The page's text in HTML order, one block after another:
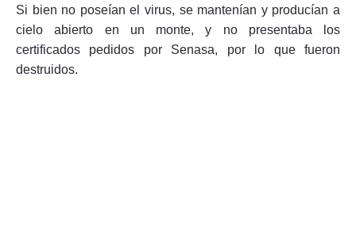
Si bien no poseían el virus, se mantenían y producían a
cielo abierto en un monte, y no presentaba los
certificados pedidos por Senasa, por lo que fueron
destruidos.